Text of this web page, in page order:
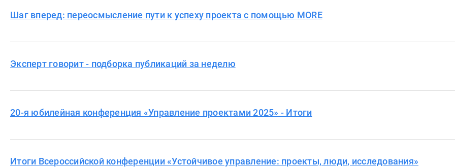
Шаг вперед: переосмысление пути к успеху проекта с помощью MORE
Эксперт говорит - подборка публикаций за неделю
20-я юбилейная конференция «Управление проектами 2025» - Итоги
Итоги Всероссийской конференции «Устойчивое управление: проекты, люди, исследования»